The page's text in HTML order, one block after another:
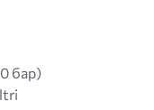
бар)